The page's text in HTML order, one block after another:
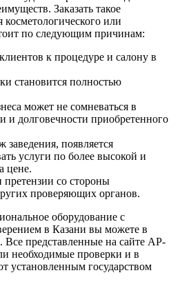
Заказать такое
или
по следующим причинам:
к процедуре и салону в
становится полностью
может не сомневаться в
и долговечности приобретенного
появляется
услуги по более высокой и
цене.
со стороны
проверяющих органов.
оборудование с
в Казани вы можете в
представленные на сайте AP-
необходимые проверки и в
установленным государством